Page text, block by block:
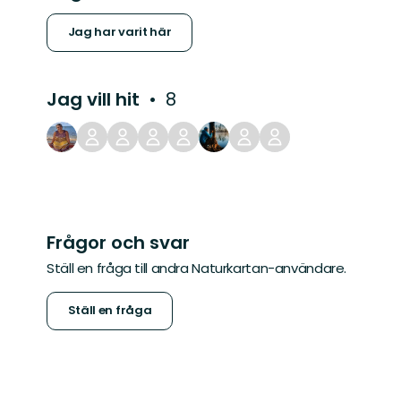
Jag har varit här
Jag vill hit 8
Frågor och svar
Ställ en fråga till andra Naturkartan-användare.
Ställ en fråga